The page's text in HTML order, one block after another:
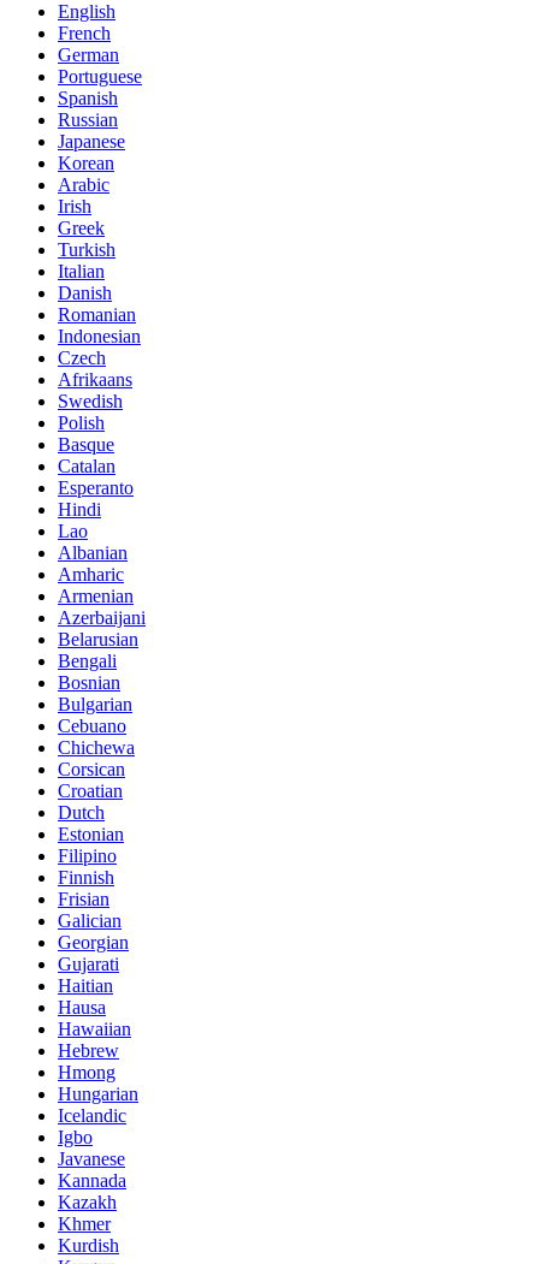
English
French
German
Portuguese
Spanish
Russian
Japanese
Korean
Arabic
Irish
Greek
Turkish
Italian
Danish
Romanian
Indonesian
Czech
Afrikaans
Swedish
Polish
Basque
Catalan
Esperanto
Hindi
Lao
Albanian
Amharic
Armenian
Azerbaijani
Belarusian
Bengali
Bosnian
Bulgarian
Cebuano
Chichewa
Corsican
Croatian
Dutch
Estonian
Filipino
Finnish
Frisian
Galician
Georgian
Gujarati
Haitian
Hausa
Hawaiian
Hebrew
Hmong
Hungarian
Icelandic
Igbo
Javanese
Kannada
Kazakh
Khmer
Kurdish